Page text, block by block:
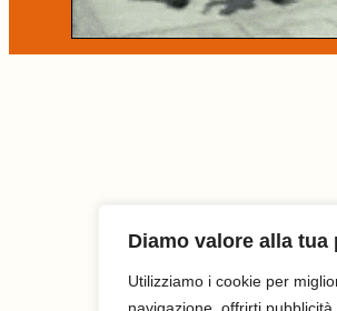
Diamo valore alla tua
Utilizziamo i cookie per